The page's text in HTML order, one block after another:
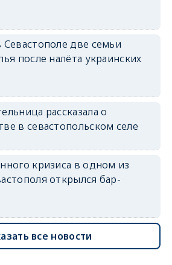
две семьи
после налёта украинских
рассказала о
в севастопольском селе
кризиса в одном из
открылся бар-
все новости